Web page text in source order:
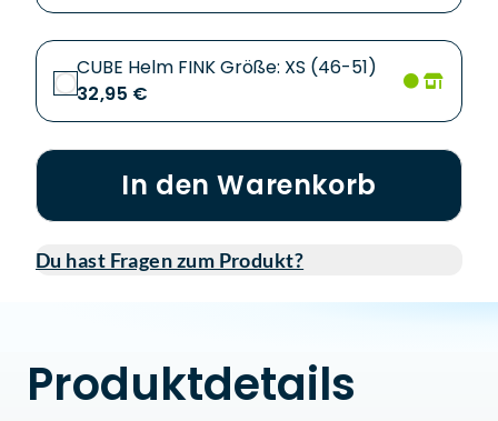
CUBE Helm FINK Größe: XS (46-51)
32,95 €
In den Warenkorb
Du hast Fragen zum Produkt?
Produktdetails